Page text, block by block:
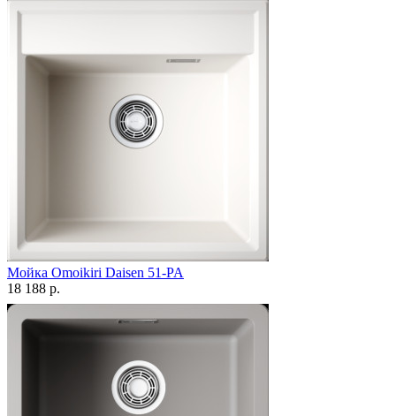
Мойка Omoikiri Daisen 51-PA
18 188 р.